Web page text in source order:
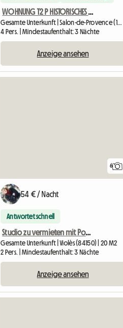
WOHNUNG T2 P HISTORISCHES ZENTRUM - L’Annex d’Alèz
Gesamte Unterkunft | Salon-de-Provence (13300) | 35 M2
4 Pers. | Mindestaufenthalt: 3 Nächte
Anzeige ansehen
6
54 € / Nacht
Antwortet schnell
Studio zu vermieten mit Pool, in der Provence
Gesamte Unterkunft | Violès (84150) | 20 M2
2 Pers. | Mindestaufenthalt: 3 Nächte
Anzeige ansehen